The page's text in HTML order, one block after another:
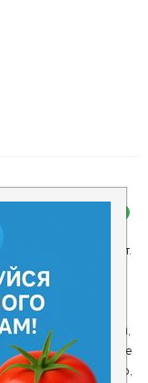
- почти отсутствует.
к тому, какое
дня, Вас
которая
3 дня (в выходной,
иначе будете
Для которого,